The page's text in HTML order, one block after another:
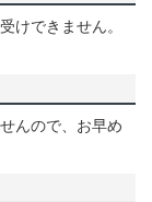
けできません。
んので、お早め